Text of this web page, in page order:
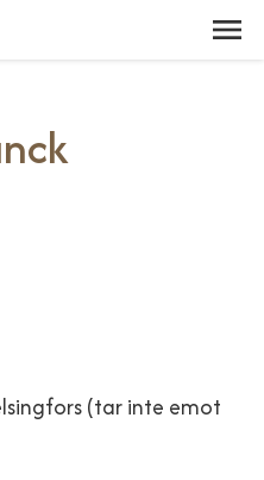
(tar inte emot